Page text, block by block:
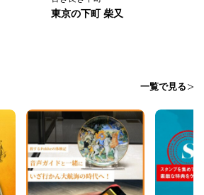
東京の下町 柴又
一覧で見る